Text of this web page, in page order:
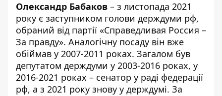
Олександр Бабаков – з листопада 2021
року є заступником голови держдуми рф,
обраний від партії «Справедливая Россия –
За правду». Аналогічну посаду він вже
обіймав у 2007-2011 роках. Загалом був
депутатом держдуми у 2003-2016 роках, у
2016-2021 роках – сенатор у раді федерації
рф, а з 2021 року знову у держдумі. За